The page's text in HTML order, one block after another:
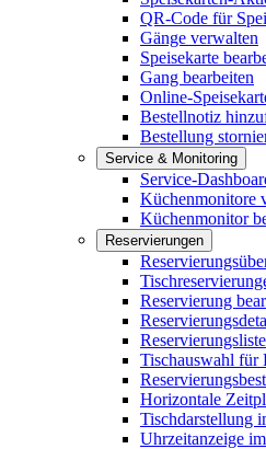
QR-Code für
Gänge verwalten
Speisekarte
Gang bearbeiten
Online-
Bestellnotiz
Bestellung
Service & Monitoring
Service-
Küchenmonitore
Küchenmonitor
Reservierungen
Reservierung
Tischauswahl für
Horizontale
Tischdarstellung
Uhrzeitanzeige